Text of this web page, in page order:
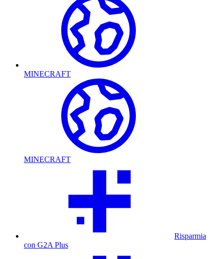
MINECRAFT
MINECRAFT
Risparmia
con G2A Plus